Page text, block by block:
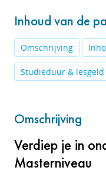
Inhoud van de
Omschrijving
Studieduur & lesgeld
Omschrijving
Verdiep je in
Masterniveau